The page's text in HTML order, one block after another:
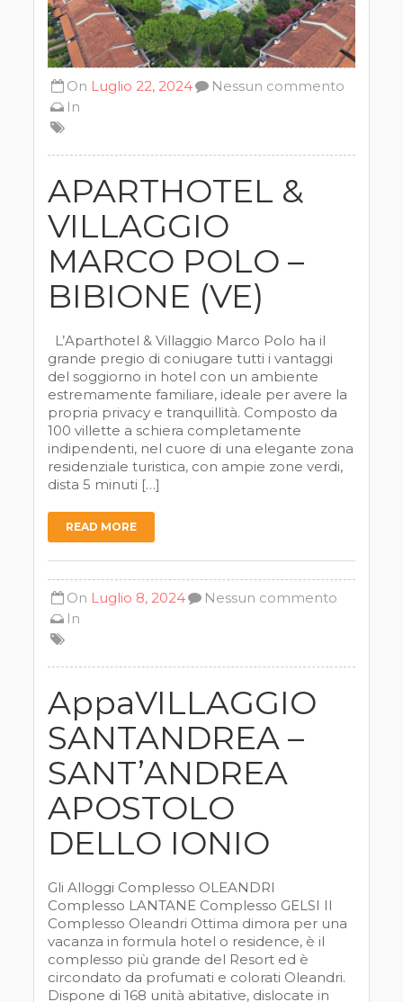
On Luglio 22, 2024
In
Nessun commento
APARTHOTEL &
VILLAGGIO
MARCO POLO –
BIBIONE (VE)
L’Aparthotel & Villaggio Marco Polo ha il
grande pregio di coniugare tutti i vantaggi
del soggiorno in hotel con un ambiente
estremamente familiare, ideale per avere la
propria privacy e tranquillità. Composto da
100 villette a schiera completamente
indipendenti, nel cuore di una elegante zona
residenziale turistica, con ampie zone verdi,
dista 5 minuti […]
READ MORE
On Luglio 8, 2024
In
Nessun commento
AppaVILLAGGIO
SANTANDREA –
SANT’ANDREA
APOSTOLO
DELLO IONIO
Gli Alloggi Complesso OLEANDRI
Complesso LANTANE Complesso GELSI Il
Complesso Oleandri Ottima dimora per una
vacanza in formula hotel o residence, è il
complesso più grande del Resort ed è
circondato da profumati e colorati Oleandri.
Dispone di 168 unità abitative, dislocate in